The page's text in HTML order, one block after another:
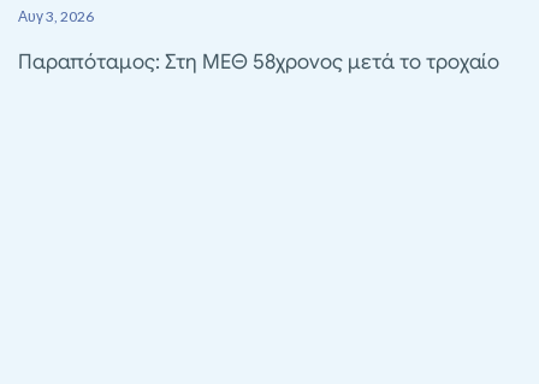
Αυγ 3, 2026
Παραπόταμος: Στη ΜΕΘ 58χρονος μετά το τροχαίο